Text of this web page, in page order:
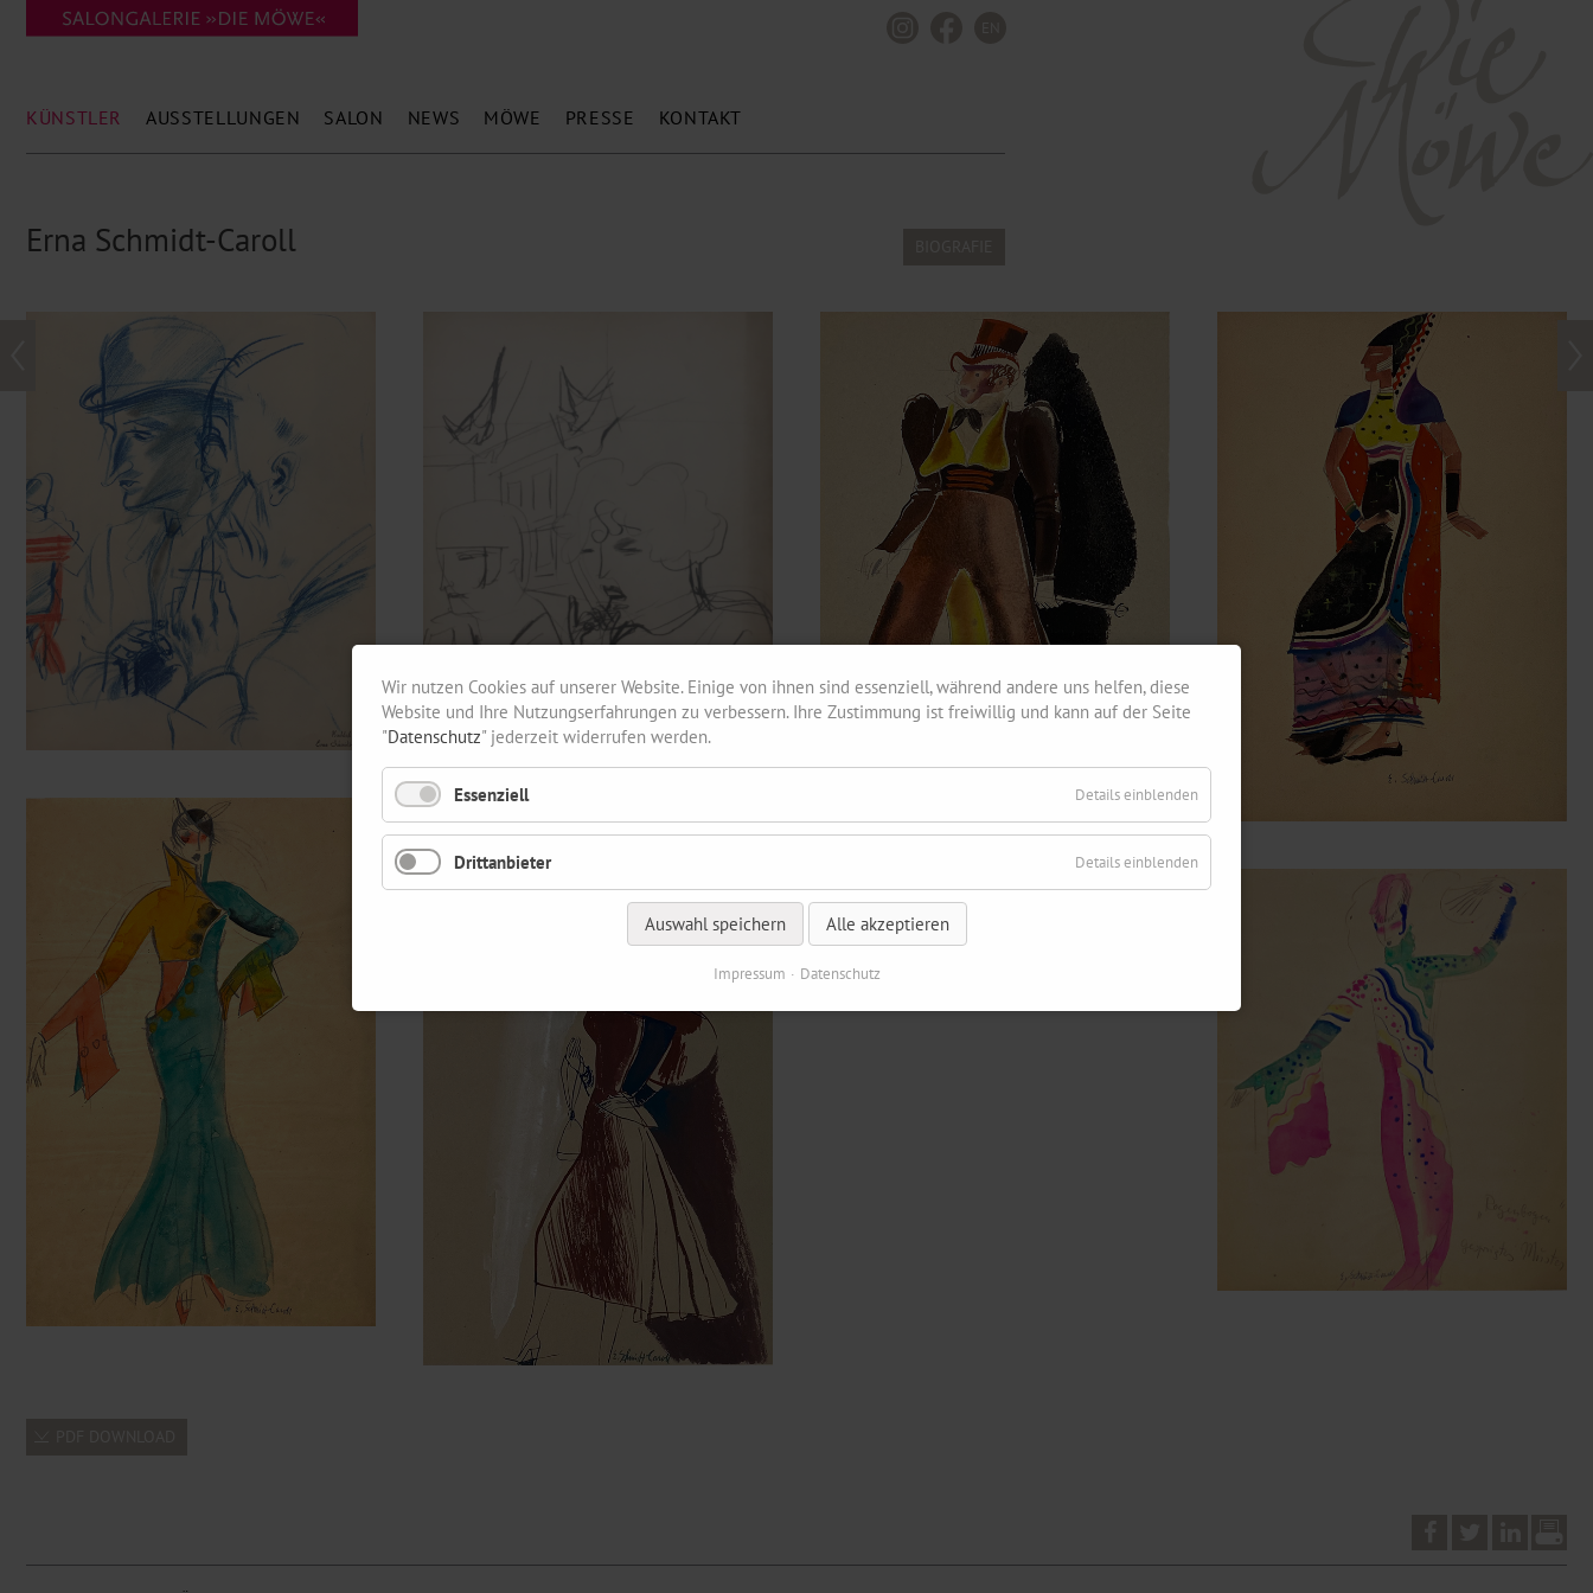
KÜNSTLER AUSSTELLUNGEN SALON NEWS MÖWE PRESSE KONTAKT
Erna Schmidt-Caroll
Wir nutzen Cookies auf unserer Website. Einige von ihnen sind essenziell, während andere uns helfen, diese
Website und Ihre Nutzungserfahrungen zu verbessern. Ihre Zustimmung ist freiwillig und kann auf der Seite
"Datenschutz" jederzeit widerrufen werden.
Essenziell Details einblenden
Drittanbieter Details einblenden
Auswahl speichern Alle akzeptieren
Impressum Datenschutz